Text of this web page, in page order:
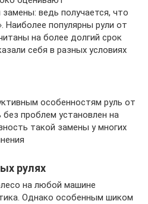
ведь получается, что
Наиболее популярны рули от
на более долгий срок
себя в разных условиях
особенностям руль от
проблем установлен на
такой замены у многих
рулях
на любой машине
Однако особенным шиком